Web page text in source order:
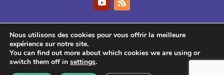
GPS2026– Tous droits réservés – Mentions
Politique de confidentialité
Nous utilisons des cookies pour vous offrir la meilleure
expérience sur notre site.
You can find out more about which cookies we are using or
switch them off in settings.